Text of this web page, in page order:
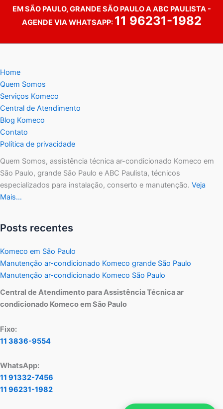
EM SÃO PAULO, GRANDE SÃO PAULO A ABC PAULISTA -
AGENDE VIA WHATSAPP: 11 96231-1982
Home
Quem Somos
Serviços Komeco
Central de Atendimento
Blog Komeco
Contato
Política de privacidade
Quem Somos, assistência técnica ar-condicionado Komeco em
São Paulo, grande São Paulo e ABC Paulista, técnicos
especializados para instalação, conserto e manutenção. Veja
Mais…
Posts recentes
Komeco em São Paulo
Manutenção ar-condicionado Komeco grande São Paulo
Manutenção ar-condicionado Komeco São Paulo
Central de Atendimento para Assistência Técnica ar
condicionado Komeco em São Paulo
Fixo:
11 3836-9554
WhatsApp:
11 91332-7456
11 96231-1982